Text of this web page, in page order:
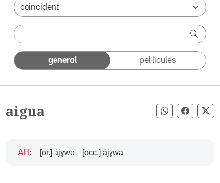
general pel·lícules
aigua Compartir
AFI : [or.] ájɣwə [occ.] ájɣwa